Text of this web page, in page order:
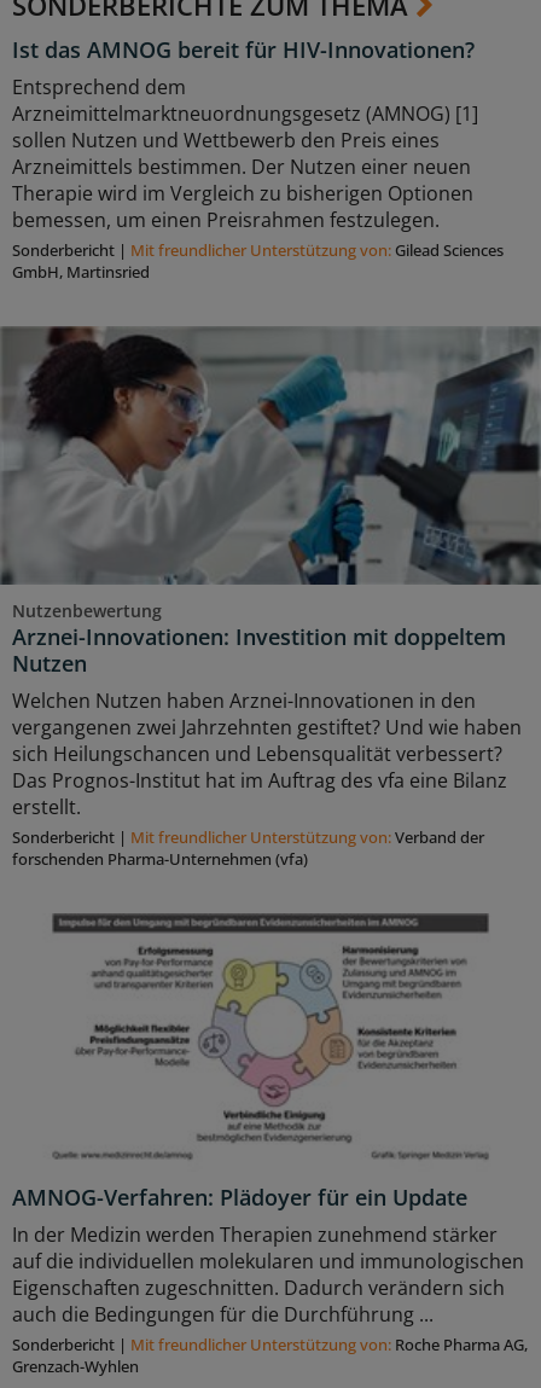
Ist das AMNOG bereit für HIV-Innovationen?
Entsprechend dem
Arzneimittelmarktneuordnungsgesetz (AMNOG) [1]
sollen Nutzen und Wettbewerb den Preis eines
Arzneimittels bestimmen. Der Nutzen einer neuen
Therapie wird im Vergleich zu bisherigen Optionen
bemessen, um einen Preisrahmen festzulegen.
Sonderbericht | Mit freundlicher Unterstützung von: Gilead Sciences
GmbH, Martinsried
Nutzenbewertung
Arznei-Innovationen: Investition mit doppeltem
Nutzen
Welchen Nutzen haben Arznei-Innovationen in den
vergangenen zwei Jahrzehnten gestiftet? Und wie haben
sich Heilungschancen und Lebensqualität verbessert?
Das Prognos-Institut hat im Auftrag des vfa eine Bilanz
erstellt.
Sonderbericht | Mit freundlicher Unterstützung von:Verband der
forschenden Pharma-Unternehmen (vfa)
AMNOG-Verfahren: Plädoyer für ein Update
In der Medizin werden Therapien zunehmend stärker
auf die individuellen molekularen und immunologischen
Eigenschaften zugeschnitten. Dadurch verändern sich
auch die Bedingungen für die Durchführung ...
Sonderbericht | Mit freundlicher Unterstützung von: Roche Pharma AG,
Grenzach-Wyhlen